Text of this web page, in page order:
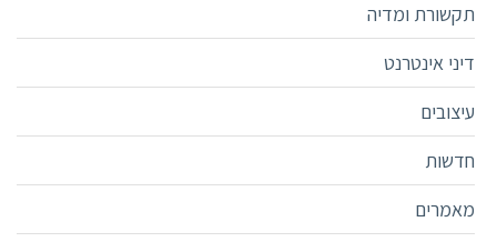
תקשורת ומדיה
דיני אינטרנט
עיצובים
חדשות
מאמרים